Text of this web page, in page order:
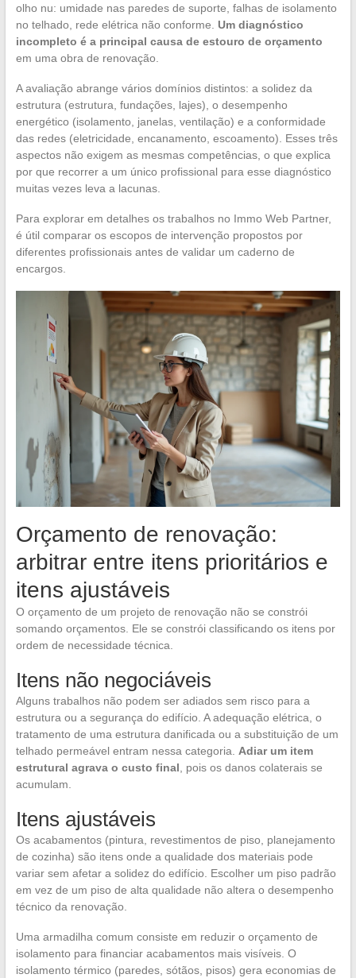
olho nu: umidade nas paredes de suporte, falhas de isolamento
no telhado, rede elétrica não conforme. Um diagnóstico
incompleto é a principal causa de estouro de orçamento
em uma obra de renovação.
A avaliação abrange vários domínios distintos: a solidez da
estrutura (estrutura, fundações, lajes), o desempenho
energético (isolamento, janelas, ventilação) e a conformidade
das redes (eletricidade, encanamento, escoamento). Esses três
aspectos não exigem as mesmas competências, o que explica
por que recorrer a um único profissional para esse diagnóstico
muitas vezes leva a lacunas.
Para explorar em detalhes os trabalhos no Immo Web Partner,
é útil comparar os escopos de intervenção propostos por
diferentes profissionais antes de validar um caderno de
encargos.
Orçamento de renovação:
arbitrar entre itens prioritários e
itens ajustáveis
O orçamento de um projeto de renovação não se constrói
somando orçamentos. Ele se constrói classificando os itens por
ordem de necessidade técnica.
Itens não negociáveis
Alguns trabalhos não podem ser adiados sem risco para a
estrutura ou a segurança do edifício. A adequação elétrica, o
tratamento de uma estrutura danificada ou a substituição de um
telhado permeável entram nessa categoria. Adiar um item
estrutural agrava o custo final , pois os danos colaterais se
acumulam.
Itens ajustáveis
Os acabamentos (pintura, revestimentos de piso, planejamento
de cozinha) são itens onde a qualidade dos materiais pode
variar sem afetar a solidez do edifício. Escolher um piso padrão
em vez de um piso de alta qualidade não altera o desempenho
técnico da renovação.
Uma armadilha comum consiste em reduzir o orçamento de
isolamento para financiar acabamentos mais visíveis. O
isolamento térmico (paredes, sótãos, pisos) gera economias de